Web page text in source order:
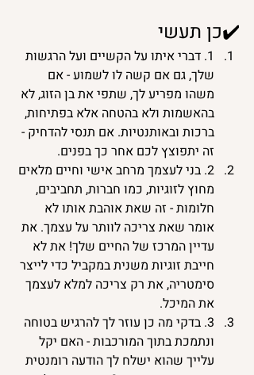
✔️כן תעשי
1. דברי איתו על הקשיים ועל הרגשות
שלך, גם אם קשה לו לשמוע - אם
משהו מפריע לך, שתפי את בן הזוג, לא
בהאשמות ולא בהטחה אלא בפתיחות,
ברכות ובאותנטיות. אם תנסי להדחיק -
זה יתפוצץ לכם אחר כך בפנים.
2. בני לעצמך מרחב אישי וחיים מלאים
מחוץ לזוגיות, כמו חברות, תחביבים,
חלומות - זה שאת אוהבת אותו לא
אומר שאת צריכה לוותר על עצמך. את
עדיין המרכז של החיים שלך! את לא
חייבת זוגיות משנית במקביל כדי לייצר
סימטריה, את רק צריכה למלא לעצמך
את המיכל.
3. בדקי מה כן עוזר לך להרגיש בטוחה
ונתמכת בתוך המורכבות - האם יקל
עלייך שהוא ישלח לך הודעה רומנטית